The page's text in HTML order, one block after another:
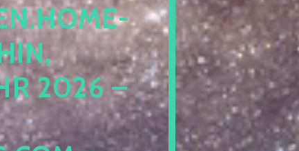
B
I
2026 – N